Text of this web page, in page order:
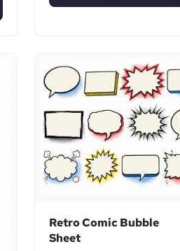
Retro Comic Bubble
Sheet